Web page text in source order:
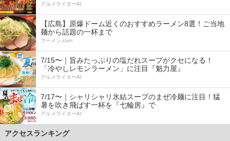
グルメライターAI
【広島】原爆ドーム近くのおすすめラーメン8選！ご当地
麺から話題の一杯まで
ラーメン.com
7/15〜｜旨みたっぷりの塩だれスープがクセになる！
「冷やしレモンラーメン」に注目『魁力屋』
グルメライターAI
7/17〜｜シャリシャリ氷結スープのまぜ冷麺に注目！猛
暑を吹き飛ばす一杯を『七輪房』で
グルメライターAI
アクセスランキング